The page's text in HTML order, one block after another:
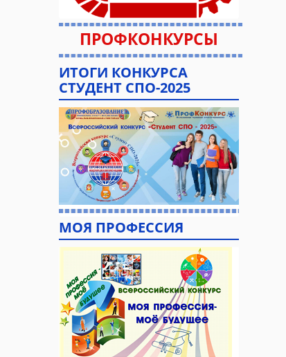
ПРОФКОНКУРСЫ
ИТОГИ КОНКУРСА
СТУДЕНТ СПО-2025
МОЯ ПРОФЕССИЯ